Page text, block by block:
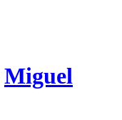
Miguel